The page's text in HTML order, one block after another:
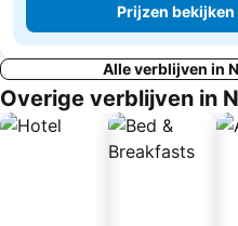
Prijzen bekijken
Alle verblijven in
Overige verblijven in